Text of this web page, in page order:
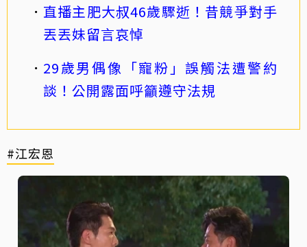
直播主肥大叔46歲驟逝！昔競爭對手
丟丟妹留言哀悼
29歲男偶像「寵粉」誤觸法遭警約
談！公開露面呼籲遵守法規
#江宏恩